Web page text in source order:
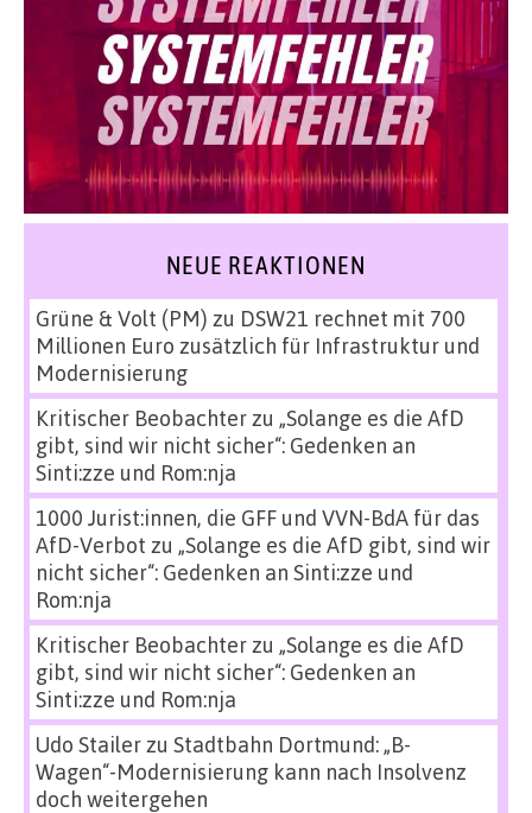
NEUE REAKTIONEN
Grüne & Volt (PM) zu DSW21 rechnet mit 700
Millionen Euro zusätzlich für Infrastruktur und
Modernisierung
Kritischer Beobachterzu „Solange es die AfD
gibt, sind wir nicht sicher“: Gedenken an
Sinti:zze und Rom:nja
1000 Jurist:innen, die GFF und VVN-BdA für das
AfD-Verbot zu „Solange es die AfD gibt, sind wir
nicht sicher“: Gedenken an Sinti:zze und
Rom:nja
Kritischer Beobachterzu „Solange es die AfD
gibt, sind wir nicht sicher“: Gedenken an
Sinti:zze und Rom:nja
Udo Stailerzu Stadtbahn Dortmund: „B-
Wagen“-Modernisierung kann nach Insolvenz
doch weitergehen